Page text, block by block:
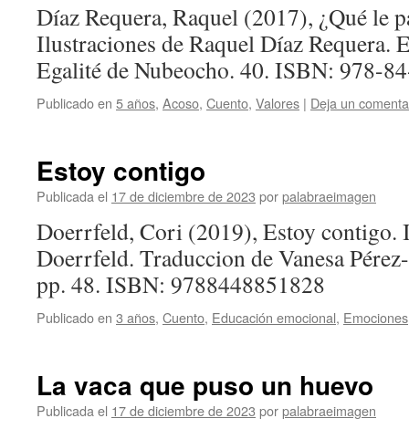
Díaz Requera, Raquel (2017), ¿Qué le
Ilustraciones de Raquel Díaz Requera.
Egalité de Nubeocho. 40. ISBN: 978-
Publicado en 5 años, Acoso, Cuento, Valores | Deja un
Estoy contigo
Publicada el 17 de diciembre de 2023 porpalabraeimagen
Doerrfeld, Cori (2019), Estoy contigo.
Doerrfeld. Traduccion de Vanesa
pp. 48. ISBN: 9788448851828
Publicado en 3 años, Cuento, Educación emocional, Emociones
La vaca que puso un huevo
Publicada el 17 de diciembre de 2023 porpalabraeimagen